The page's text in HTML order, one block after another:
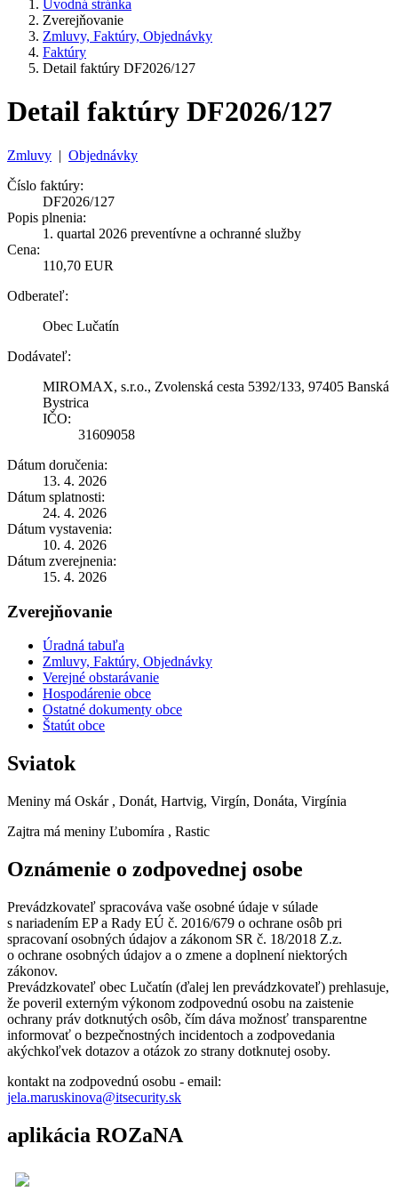
Úvodná stránka
Zverejňovanie
Zmluvy, Faktúry, Objednávky
Faktúry
Detail faktúry DF2026/127
Detail faktúry DF2026/127
Zmluvy | Objednávky
Číslo faktúry:
DF2026/127
Popis plnenia:
1. quartal 2026 preventívne a ochranné služby
Cena:
110,70 EUR
Odberateľ:
Obec Lučatín
Dodávateľ:
MIROMAX, s.r.o., Zvolenská cesta 5392/133, 97405 Banská
Bystrica
IČO:
31609058
Dátum doručenia:
13. 4. 2026
Dátum splatnosti:
24. 4. 2026
Dátum vystavenia:
10. 4. 2026
Dátum zverejnenia:
15. 4. 2026
Zverejňovanie
Úradná tabuľa
Zmluvy, Faktúry, Objednávky
Verejné obstarávanie
Hospodárenie obce
Ostatné dokumenty obce
Štatút obce
Sviatok
Meniny má Oskár , Donát, Hartvig, Virgín, Donáta, Virgínia
Zajtra má meniny Ľubomíra , Rastic
Oznámenie o zodpovednej osobe
Prevádzkovateľ spracováva vaše osobné údaje v súlade
s nariadením EP a Rady EÚ č. 2016/679 o ochrane osôb pri
spracovaní osobných údajov a zákonom SR č. 18/2018 Z.z.
o ochrane osobných údajov a o zmene a doplnení niektorých
zákonov.
Prevádzkovateľ obec Lučatín (ďalej len prevádzkovateľ) prehlasuje,
že poveril externým výkonom zodpovednú osobu na zaistenie
ochrany práv dotknutých osôb, čím dáva možnosť transparentne
informovať o bezpečnostných incidentoch a zodpovedania
akýchkoľvek dotazov a otázok zo strany dotknutej osoby.
kontakt na zodpovednú osobu - email:
jela.maruskinova@itsecurity.sk
aplikácia ROZaNA